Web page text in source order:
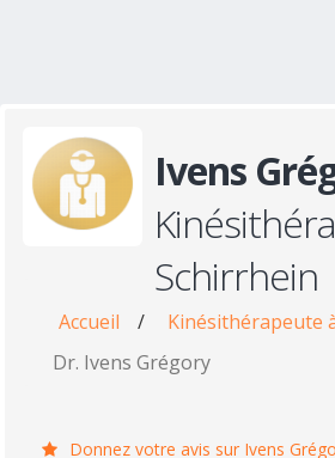
Ivens
Schirrhein
Accueil / Kinésithérapeute
Dr. Ivens Grégory
Donnez votre avis sur Ivens